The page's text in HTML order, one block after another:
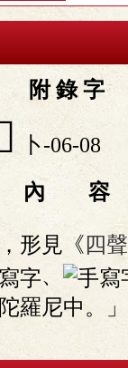
附 錄 字
卜-06-08
內 容
形見《 四
、
羅尼中。」